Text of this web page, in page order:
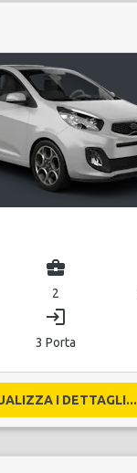
business_center
2
login
3 Porta
I DETTAGLI...